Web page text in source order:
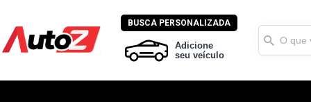
BUSCA PERSONALIZADA
Adicione
seu veículo